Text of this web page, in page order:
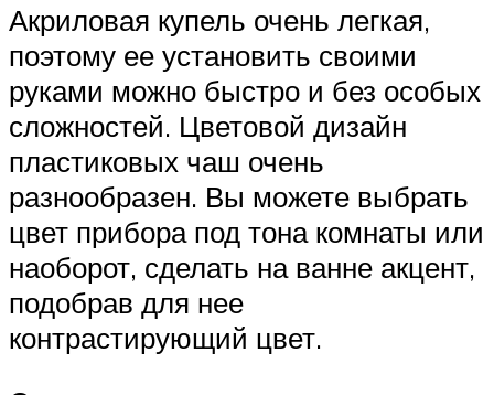
Акриловая купель очень легкая,
поэтому ее установить своими
руками можно быстро и без особых
сложностей. Цветовой дизайн
пластиковых чаш очень
разнообразен. Вы можете выбрать
цвет прибора под тона комнаты или
наоборот, сделать на ванне акцент,
подобрав для нее
контрастирующий цвет.